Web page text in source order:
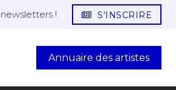
! S'INSCRIRE
Annuaire des artistes